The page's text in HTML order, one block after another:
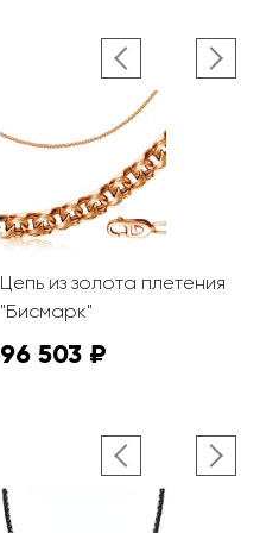
Цепь из золота плетения
"Бисмарк"
96 503 ₽